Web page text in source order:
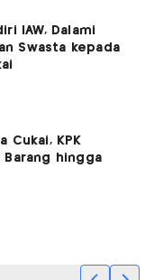
IAW, Dalami
Swasta kepada
Cukai, KPK
Barang hingga